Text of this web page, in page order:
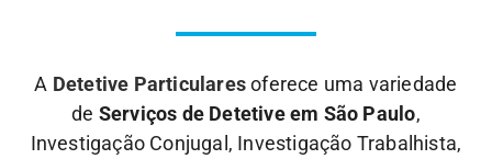
A Detetive Particularesoferece uma variedade
de Serviços de Detetive em São Paulo,
Investigação Conjugal, Investigação Trabalhista,